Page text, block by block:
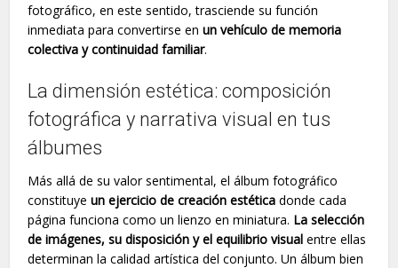
fotográfico, en este sentido, trasciende su función
inmediata para convertirse enun vehículo de memoria
colectiva y continuidad familiar.
La dimensión estética: composición
fotográfica y narrativa visual en tus
álbumes
Más allá de su valor sentimental, el álbum fotográfico
constituyeun ejercicio de creación estética donde cada
página funciona como un lienzo en miniatura. La selección
de imágenes, su disposición y el equilibrio visual entre ellas
determinan la calidad artística del conjunto. Un álbum bien